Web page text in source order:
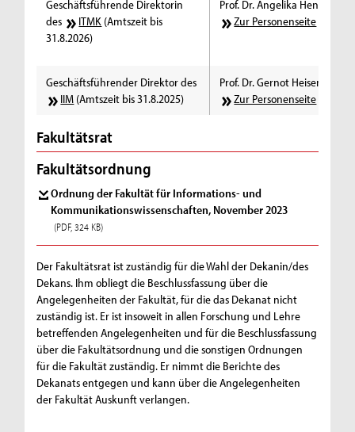
Geschäftsführende Direktorin
des
ITMK (Amtszeit bis
31.8.2026)
Prof. Dr. Angelika Hennecke
Zur Personenseite
Geschäftsführender Direktor des
IIM (Amtszeit bis 31.8.2025)
Prof. Dr. Gernot Heisenberg
Zur Personenseite
Fakultätsrat
Fakultätsordnung
Ordnung der Fakultät für Informations- und
Kommunikationswissenschaften, November 2023
(PDF, 324 KB)
Der Fakultätsrat ist zuständig für die Wahl der Dekanin/des
Dekans. Ihm obliegt die Beschlussfassung über die
Angelegenheiten der Fakultät, für die das Dekanat nicht
zuständig ist. Er ist insoweit in allen Forschung und Lehre
betreffenden Angelegenheiten und für die Beschlussfassung
über die Fakultätsordnung und die sonstigen Ordnungen
für die Fakultät zuständig. Er nimmt die Berichte des
Dekanats entgegen und kann über die Angelegenheiten
der Fakultät Auskunft verlangen.